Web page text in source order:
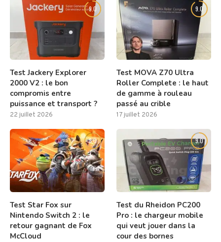
9.0
Test Jackery Explorer
2000 V2 : le bon
compromis entre
puissance et transport ?
22 juillet 2026
9.0
Test MOVA Z70 Ultra
Roller Complete : le haut
de gamme à rouleau
passé au crible
17 juillet 2026
8.0
Test Star Fox sur
Nintendo Switch 2 : le
retour gagnant de Fox
McCloud
9.0
Test du Rheidon PC200
Pro : le chargeur mobile
qui veut jouer dans la
cour des bornes